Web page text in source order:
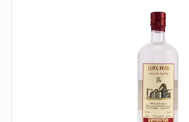
Habitation Velier Long